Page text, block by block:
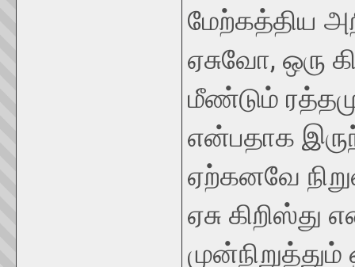
மேற்கத்திய
ஏசுவோ, ஒரு
மீண்டும்
என்பதாக
ஏற்கனவே
ஏசு கிறிஸ்து